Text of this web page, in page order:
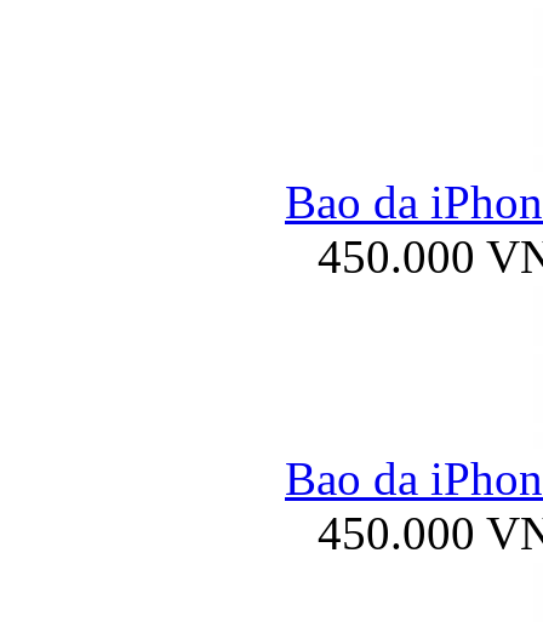
Bao da
450.000
Bao da
450.000